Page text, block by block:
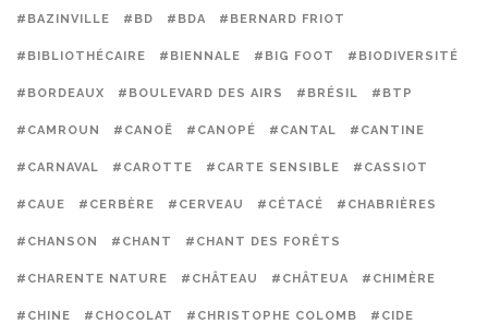
#BAZINVILLE #BD #BDA #BERNARD FRIOT
#BIBLIOTHÉCAIRE #BIENNALE #BIG FOOT #BIODIVERSITÉ
#BORDEAUX #BOULEVARD DES AIRS #BRÉSIL #BTP
#CAMROUN #CANOË #CANOPÉ #CANTAL #CANTINE
#CARNAVAL #CAROTTE #CARTE SENSIBLE #CASSIOT
#CAUE #CERBÈRE #CERVEAU #CÉTACÉ #CHABRIÈRES
#CHANSON #CHANT #CHANT DES FORÊTS
#CHARENTE NATURE #CHÂTEAU #CHÂTEUA #CHIMÈRE
#CHINE #CHOCOLAT #CHRISTOPHE COLOMB #CIDE